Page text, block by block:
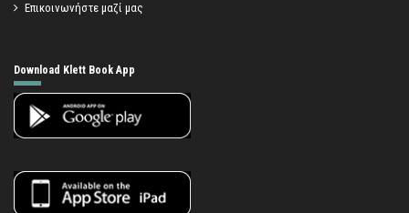
Επικοινωνήστε μαζί μας
Download Klett Book App